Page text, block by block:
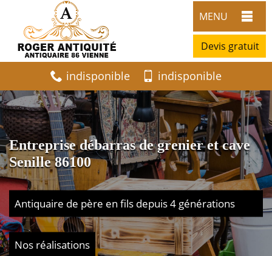
MENU
Devis gratuit
indisponible indisponible
Entreprise débarras de grenier et cave
Senille 86100
Antiquaire de père en fils depuis 4 générations
Nos réalisations